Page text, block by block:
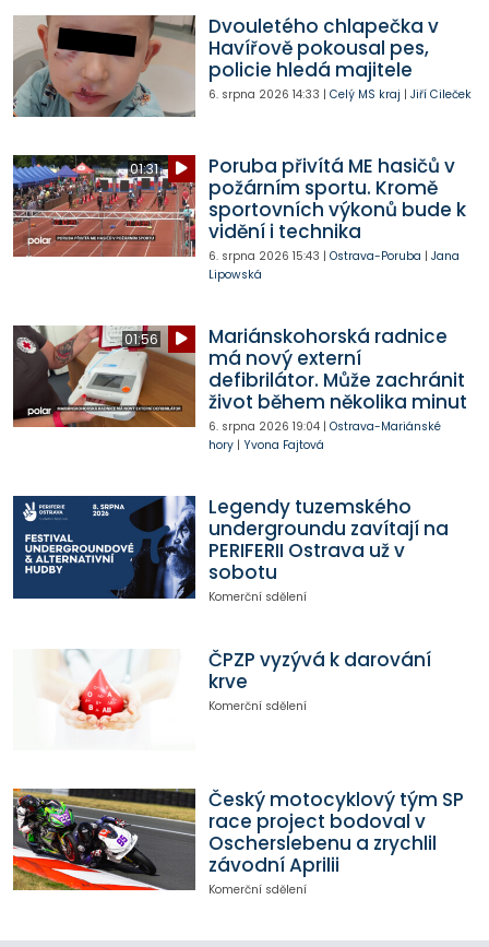
Dvouletého chlapečka v
Havířově pokousal pes,
policie hledá majitele
6. srpna 2026 14:33 | Celý MS kraj | Jiří Cileček
01:31
Poruba přivítá ME hasičů v
požárním sportu. Kromě
sportovních výkonů bude k
vidění i technika
6. srpna 2026 15:43 | Ostrava-Poruba | Jana
Lipowská
01:56
Mariánskohorská radnice
má nový externí
defibrilátor. Může zachránit
život během několika minut
6. srpna 2026 19:04| Ostrava-Mariánské
hory| Yvona Fajtová
Legendy tuzemského
undergroundu zavítají na
PERIFERII Ostrava už v
sobotu
Komerční sdělení
ČPZP vyzývá k darování
krve
Komerční sdělení
Český motocyklový tým SP
race project bodoval v
Oscherslebenu a zrychlil
závodní Aprilii
Komerční sdělení